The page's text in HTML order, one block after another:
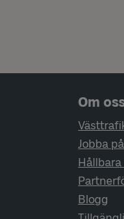
Om
Jobba
Blogg